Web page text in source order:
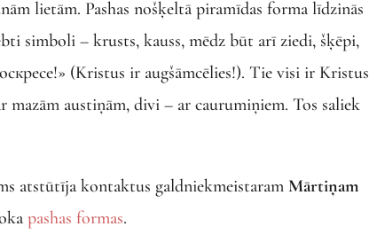
lietām. Pashas nošķeltā piramīdas forma līdzinās
simboli – krusts, kauss, mēdz būt arī ziedi, šķēpi,
(Kristus ir augšāmcēlies!). Tie visi ir Kristus
mazām austiņām, divi – ar caurumiņiem. Tos saliek
atstūtīja kontaktus galdniekmeistaramMārtiņam
pashas formas.